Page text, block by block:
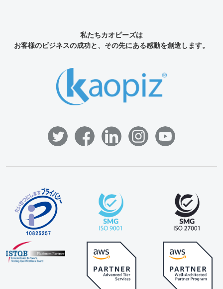
私たちカオピーズは
お客様のビジネスの成功と、その先にある感動を創造します。